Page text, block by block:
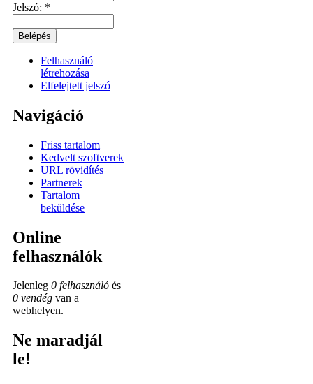
Jelszó: *
Felhasználó
létrehozása
Elfelejtett jelszó
Navigáció
Friss tartalom
Kedvelt szoftverek
URL rövidítés
Partnerek
Tartalom
beküldése
Online
felhasználók
Jelenleg 0 felhasználó és
0 vendég van a
webhelyen.
Ne maradjál
le!